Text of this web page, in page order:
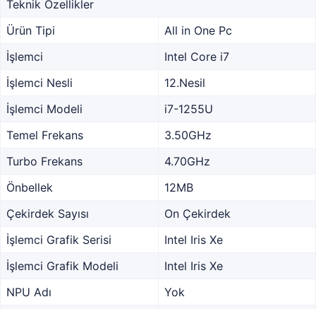
Teknik Özellikler
Ürün Tipi
All in One Pc
İşlemci
Intel Core i7
İşlemci Nesli
12.Nesil
İşlemci Modeli
i7-1255U
Temel Frekans
3.50GHz
Turbo Frekans
4.70GHz
Önbellek
12MB
Çekirdek Sayısı
On Çekirdek
İşlemci Grafik Serisi
Intel Iris Xe
İşlemci Grafik Modeli
Intel Iris Xe
NPU Adı
Yok